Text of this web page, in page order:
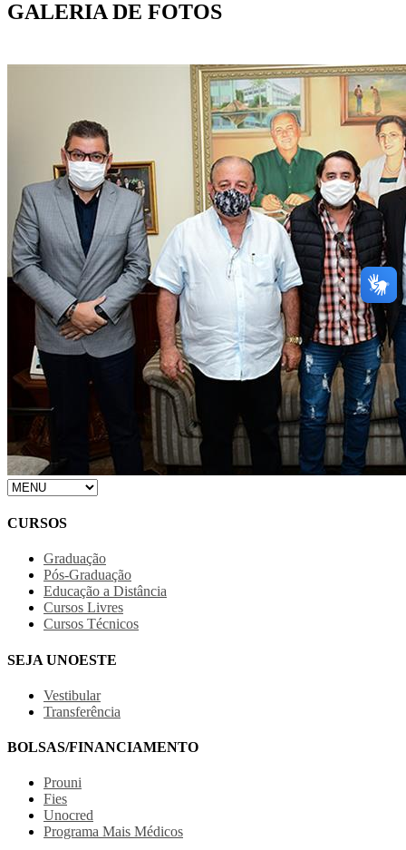
GALERIA DE FOTOS
CURSOS
Graduação
Pós-Graduação
Educação a Distância
Cursos Livres
Cursos Técnicos
SEJA UNOESTE
Vestibular
Transferência
BOLSAS/FINANCIAMENTO
Prouni
Fies
Unocred
Programa Mais Médicos